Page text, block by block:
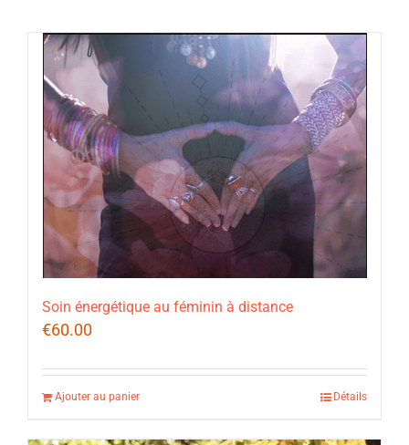
Soin énergétique au féminin à distance
€60.00
Ajouter au panier Détails